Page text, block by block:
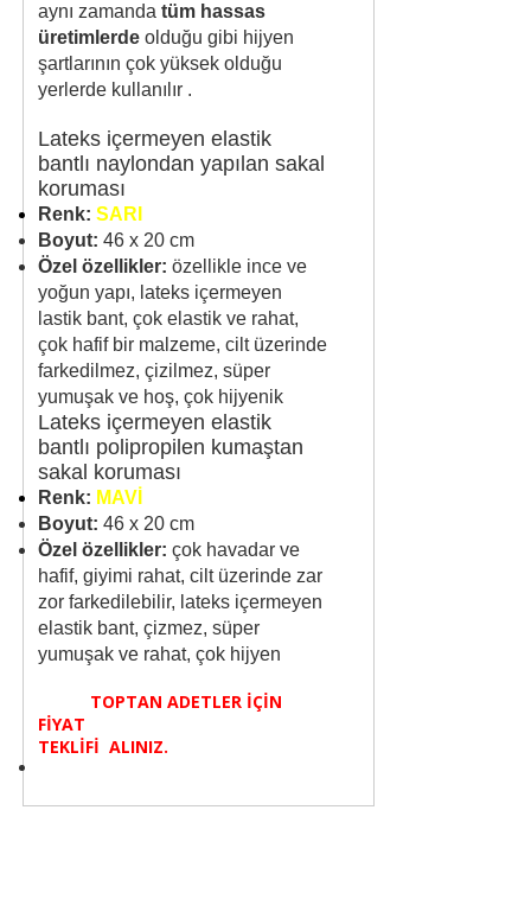
aynı zamanda tüm hassas
üretimlerde olduğu gibi hijyen
şartlarının çok yüksek olduğu
yerlerde kullanılır .
Lateks içermeyen elastik
bantlı naylondan yapılan sakal
koruması
Renk: SARI
Boyut: 46 x 20 cm
Özel özellikler: özellikle ince ve
yoğun yapı, lateks içermeyen
lastik bant, çok elastik ve rahat,
çok hafif bir malzeme, cilt üzerinde
farkedilmez, çizilmez, süper
yumuşak ve hoş, çok hijyenik
Lateks içermeyen elastik
bantlı polipropilen kumaştan
sakal koruması
Renk: MAVİ
Boyut: 46 x 20 cm
Özel özellikler: çok havadar ve
hafif, giyimi rahat, cilt üzerinde zar
zor farkedilebilir, lateks içermeyen
elastik bant, çizmez, süper
yumuşak ve rahat, çok hijyen
TOPTAN ADETLER İÇİN
FİYAT
TEKLİFİ ALINIZ.